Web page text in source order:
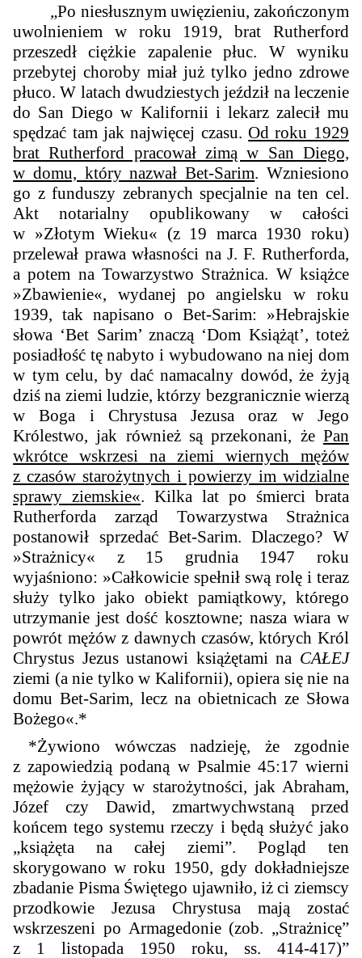
„Po niesłusznym uwięzieniu, zakończonym
uwolnieniem w roku 1919, brat Rutherford
przeszedł ciężkie zapalenie płuc. W wyniku
przebytej choroby miał już tylko jedno zdrowe
płuco. W latach dwudziestych jeździł na leczenie
do San Diego w Kalifornii i lekarz zalecił mu
spędzać tam jak najwięcej czasu.Od roku 1929
brat Rutherford pracował zimą w San Diego,
w domu, który nazwał Bet-Sarim. Wzniesiono
go z funduszy zebranych specjalnie na ten cel.
Akt notarialny opublikowany w całości
w »Złotym Wieku« (z 19 marca 1930 roku)
przelewał prawa własności na J. F. Rutherforda,
a potem na Towarzystwo Strażnica. W książce
»Zbawienie«, wydanej po angielsku w roku
1939, tak napisano o Bet-Sarim: »Hebrajskie
słowa ‘Bet Sarim’ znaczą ‘Dom Książąt’, toteż
posiadłość tę nabyto i wybudowano na niej dom
w tym celu, by dać namacalny dowód, że żyją
dziś na ziemi ludzie, którzy bezgranicznie wierzą
w Boga i Chrystusa Jezusa oraz w Jego
Królestwo, jak również są przekonani, że Pan
wkrótce wskrzesi na ziemi wiernych mężów
z czasów starożytnych i powierzy im widzialne
sprawy ziemskie«. Kilka lat po śmierci brata
Rutherforda zarząd Towarzystwa Strażnica
postanowił sprzedać Bet-Sarim. Dlaczego? W
»Strażnicy« z 15 grudnia 1947 roku
wyjaśniono: »Całkowicie spełnił swą rolę i teraz
służy tylko jako obiekt pamiątkowy, którego
utrzymanie jest dość kosztowne; nasza wiara w
powrót mężów z dawnych czasów, których Król
Chrystus Jezus ustanowi książętami na CAŁEJ
ziemi (a nie tylko w Kalifornii), opiera się nie na
domu Bet-Sarim, lecz na obietnicach ze Słowa
Bożego«.*
*Żywiono wówczas nadzieję, że zgodnie
z zapowiedzią podaną w Psalmie 45:17 wierni
mężowie żyjący w starożytności, jak Abraham,
Józef czy Dawid, zmartwychwstaną przed
końcem tego systemu rzeczy i będą służyć jako
„książęta na całej ziemi”. Pogląd ten
skorygowano w roku 1950, gdy dokładniejsze
zbadanie Pisma Świętego ujawniło, iż ci ziemscy
przodkowie Jezusa Chrystusa mają zostać
wskrzeszeni po Armagedonie (zob. „Strażnicę”
z 1 listopada 1950 roku, ss. 414-417)”